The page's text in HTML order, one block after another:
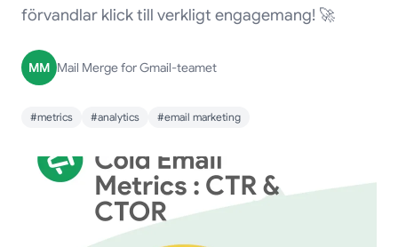
förvandlar klick till verkligt engagemang! 🚀
MM Mail Merge for Gmail-teamet
#metrics #analytics #email marketing